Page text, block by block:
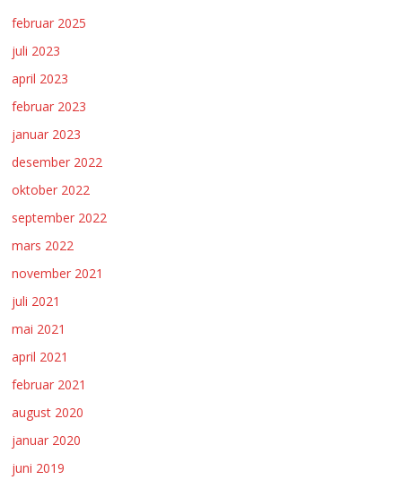
februar 2025
juli 2023
april 2023
februar 2023
januar 2023
desember 2022
oktober 2022
september 2022
mars 2022
november 2021
juli 2021
mai 2021
april 2021
februar 2021
august 2020
januar 2020
juni 2019